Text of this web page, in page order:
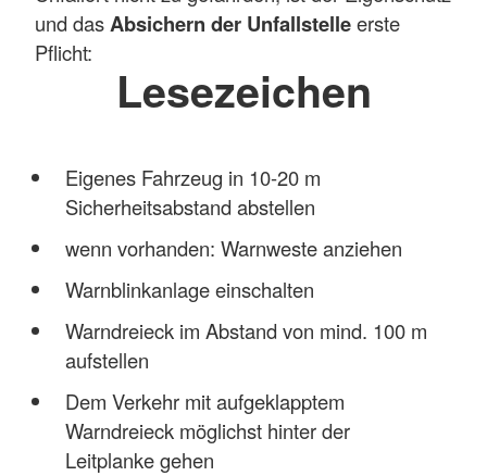
und dasAbsichern der Unfallstelleerste
Pflicht:
Lesezeichen
Eigenes Fahrzeug in 10-20 m
Sicherheitsabstand abstellen
wenn vorhanden: Warnweste anziehen
Warnblinkanlage einschalten
Warndreieck im Abstand von mind. 100 m
aufstellen
Dem Verkehr mit aufgeklapptem
Warndreieck möglichst hinter der
Leitplanke gehen